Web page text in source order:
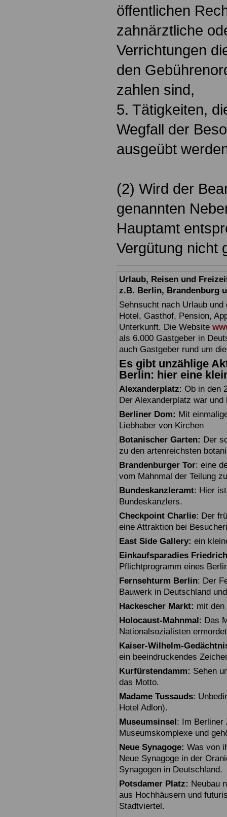
öffentlichen
zahnärztliche
Verrichtungen
den
zahlen sind,
5. Tätigkeiten,
Wegfall der
ausgeübt
(2) Wird der
genannten
Hauptamt
Vergütung nicht
Urlaub, Reisen und
z.B. Berlin, Brandenburg
Sehnsucht nach Urlaub
Hotel, Gasthof, Pension,
Unterkunft. Die Website
als 6.000 Gastgeber in
auch Gastgeber rund um
Es gibt unzählige
Berlin: hier eine
Alexanderplatz: Ob in den
Der Alexanderplatz war
Berliner Dom: Mit
Liebhaber von Kirchen
Botanischer Garten: Der
zu den artenreichsten
Brandenburger Tor: eine
vom Mahnmal der Teilung
Bundeskanzleramt: Hier
Bundeskanzlers.
Checkpoint Charlie: Der
eine Attraktion bei
East Side Gallery: ein
Einkaufsparadies
Pflichtprogramm eines
Fernsehturm Berlin: Der
Bauwerk in Deutschland
Hackescher Markt: mit
Holocaust-Mahnmal : Das
Nationalsozialisten
Kaiser-Wilhelm-
ein beeindruckendes
Kurfürstendamm: Sehen
das Motto.
Madame Tussauds:
Hotel Adlon).
Museumsinsel : Im Berliner
Museumskomplexe und
Neue Synagoge: Was von
Neue Synagoge in der
Synagogen in Deutschland.
Potsdamer Platz: Neubau
aus Hochhäusern und
Stadtviertel.